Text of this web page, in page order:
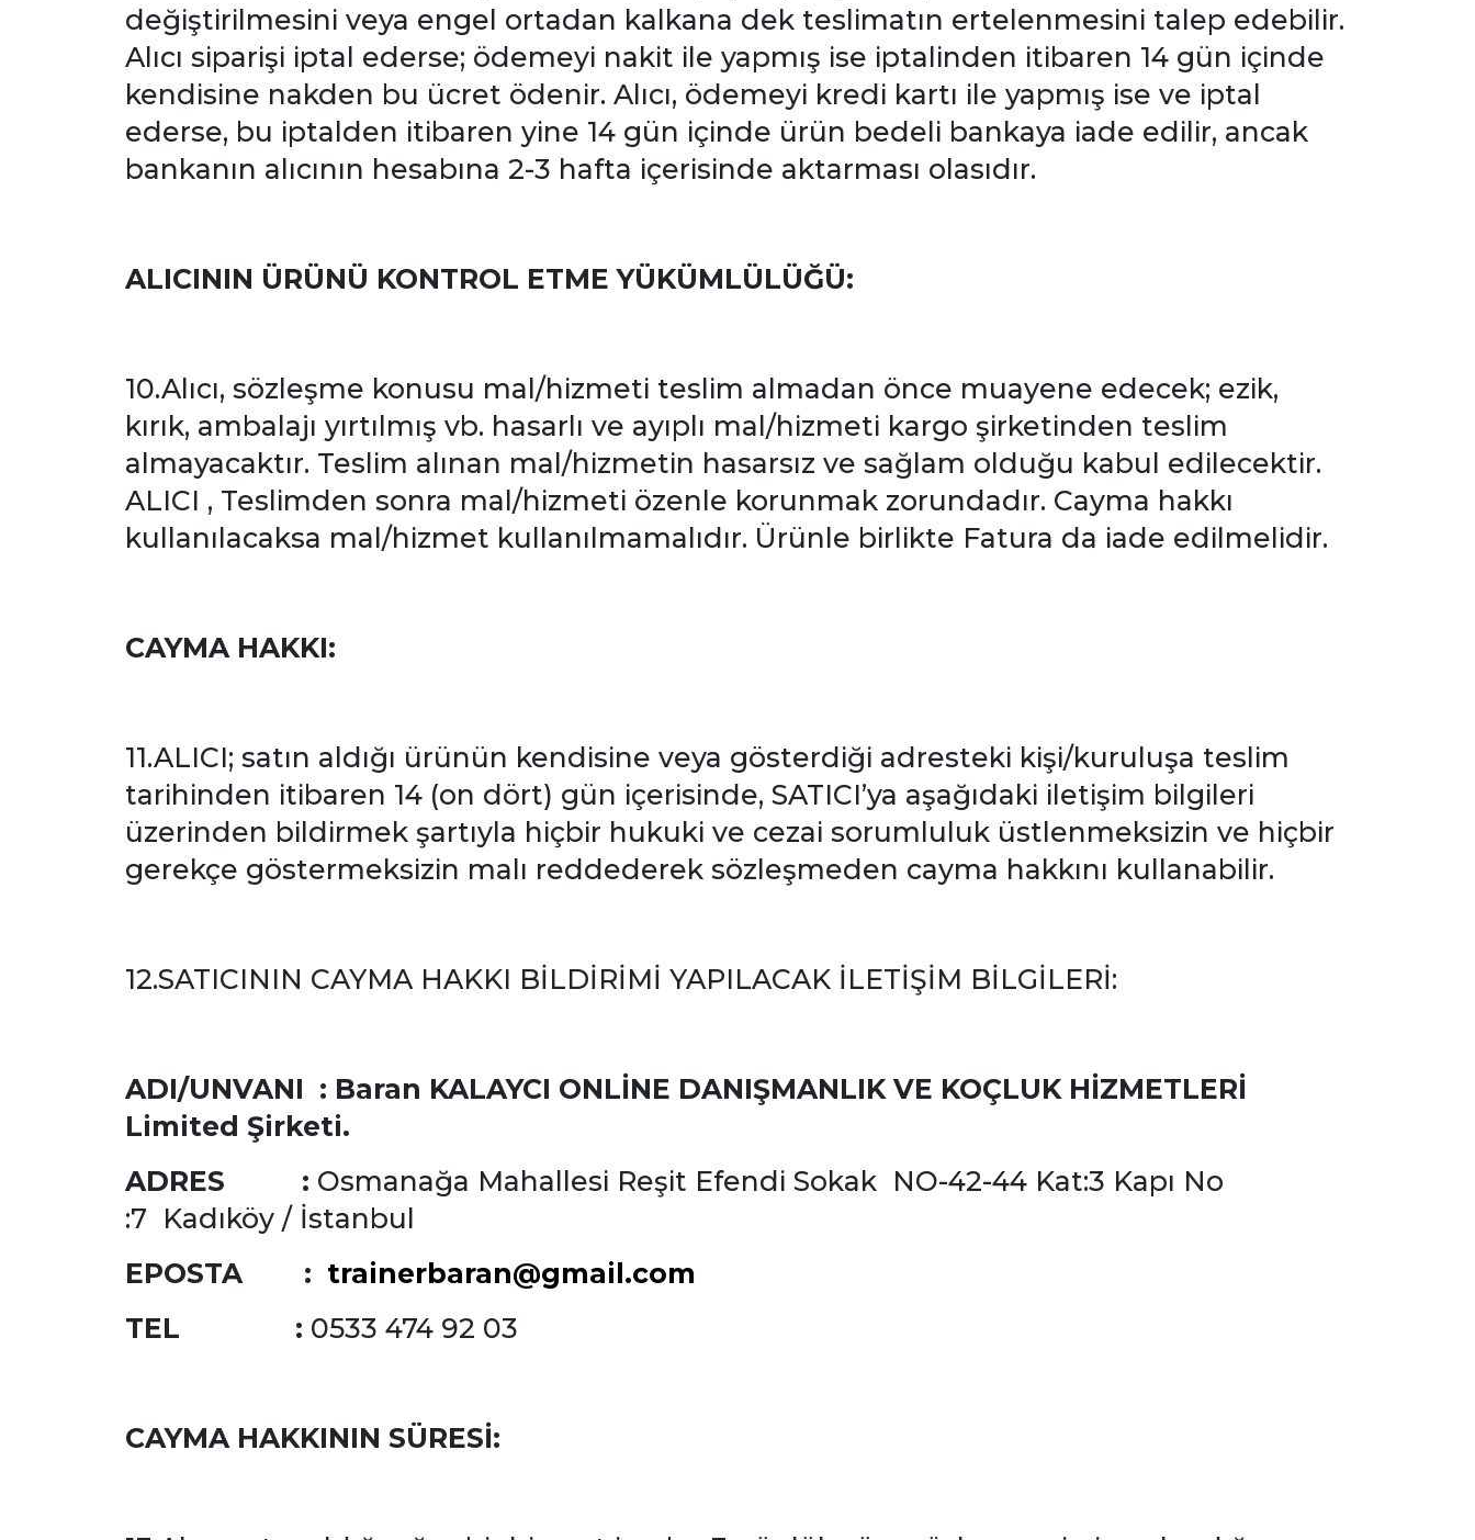
değiştirilmesini veya engel ortadan kalkana dek teslimatın ertelenmesini talep edebilir.
Alıcı siparişi iptal ederse; ödemeyi nakit ile yapmış ise iptalinden itibaren 14 gün içinde
kendisine nakden bu ücret ödenir. Alıcı, ödemeyi kredi kartı ile yapmış ise ve iptal
ederse, bu iptalden itibaren yine 14 gün içinde ürün bedeli bankaya iade edilir, ancak
bankanın alıcının hesabına 2-3 hafta içerisinde aktarması olasıdır.
ALICININ ÜRÜNÜ KONTROL ETME YÜKÜMLÜLÜĞÜ:
10.Alıcı, sözleşme konusu mal/hizmeti teslim almadan önce muayene edecek; ezik,
kırık, ambalajı yırtılmış vb. hasarlı ve ayıplı mal/hizmeti kargo şirketinden teslim
almayacaktır. Teslim alınan mal/hizmetin hasarsız ve sağlam olduğu kabul edilecektir.
ALICI , Teslimden sonra mal/hizmeti özenle korunmak zorundadır. Cayma hakkı
kullanılacaksa mal/hizmet kullanılmamalıdır. Ürünle birlikte Fatura da iade edilmelidir.
CAYMA HAKKI:
11.ALICI; satın aldığı ürünün kendisine veya gösterdiği adresteki kişi/kuruluşa teslim
tarihinden itibaren 14 (on dört) gün içerisinde, SATICI’ya aşağıdaki iletişim bilgileri
üzerinden bildirmek şartıyla hiçbir hukuki ve cezai sorumluluk üstlenmeksizin ve hiçbir
gerekçe göstermeksizin malı reddederek sözleşmeden cayma hakkını kullanabilir.
12.SATICININ CAYMA HAKKI BİLDİRİMİ YAPILACAK İLETİŞİM BİLGİLERİ:
ADI/UNVANI : Baran KALAYCI ONLİNE DANIŞMANLIK VE KOÇLUK HİZMETLERİ
Limited Şirketi.
ADRES : Osmanağa Mahallesi Reşit Efendi Sokak NO-42-44 Kat:3 Kapı No
:7 Kadıköy / İstanbul
EPOSTA : trainerbaran@gmail.com
TEL : 0533 474 92 03
CAYMA HAKKININ SÜRESİ: